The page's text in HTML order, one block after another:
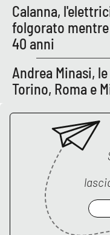
Lacapitalenews.it
Ilreggino.it
Cosenzachannel.it
Ilvibonese.it
Catanzarochannel.it
Android
Calanna,
folgorato
40 anni
Andrea Minasi,
Torino, Roma e